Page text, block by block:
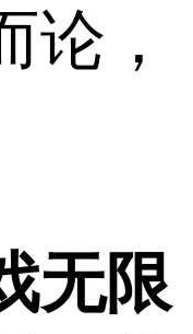
论，
无限